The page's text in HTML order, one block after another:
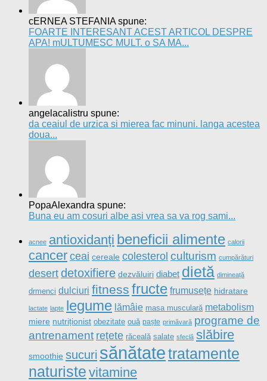
cERNEA STEFANIA spune:
FOARTE INTERESANT ACEST ARTICOL DESPRE
APA! mULTUMESC MULT. o SA MA...
angelacalistru spune:
da ceaiul de urzica si mierea fac minuni. langa acestea
doua...
PopaAlexandra spune:
Buna eu am cosuri albe asi vrea sa va rog sami...
acnee antioxidanți beneficii alimente calorii
cancer ceai cereale colesterol culturism cumpărături
desertdetoxifiere dezvăluiri diabet dietă dimineață
drmenci dulciuri fitness fructe frumusețe hidratare
lactate lapte legume lămâie masa musculară metabolism
miere nutriționist obezitate ouă paște primăvară programe de
antrenament rețete răceală salate sfeclă slăbire
smoothie sucuri sănătatetratamente
naturiste vitamine